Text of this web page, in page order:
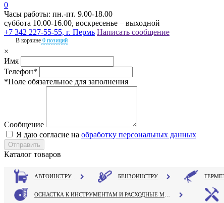
0
Часы работы: пн.-пт. 9.00-18.00
суббота 10.00-16.00, воскресенье – выходной
+7 342 227-55-55, г. Пермь Написать сообщение
В корзине 0 позиций
×
Имя
Телефон*
*Поле обязательное для заполнения
Сообщение
Я даю согласие на обработку персональных данных
Каталог товаров